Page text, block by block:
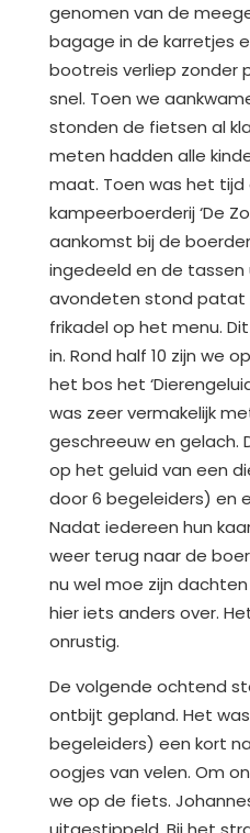
genomen van de
bagage in de karretjes
bootreis verliep zonder
snel. Toen we
stonden de fietsen al
meten hadden alle
maat. Toen was het tijd
kampeerboerderij ‘De
aankomst bij de
ingedeeld en de tassen
avondeten stond patat
frikadel op het menu.
in. Rond half 10 zijn we
het bos het
was zeer vermakelijk
geschreeuw en gelach.
op het geluid van een
door 6 begeleiders) en
Nadat iedereen hun
weer terug naar de
nu wel moe zijn
hier iets anders over.
onrustig.
De volgende ochtend
ontbijt gepland. Het
begeleiders) een kort
oogjes van velen. Om
we op de fiets.